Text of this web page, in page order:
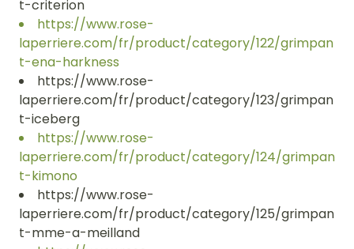
t-criterion
https://www.rose-
laperriere.com/fr/product/category/122/grimpan
t-ena-harkness
https://www.rose-
laperriere.com/fr/product/category/123/grimpan
t-iceberg
https://www.rose-
laperriere.com/fr/product/category/124/grimpan
t-kimono
https://www.rose-
laperriere.com/fr/product/category/125/grimpan
t-mme-a-meilland